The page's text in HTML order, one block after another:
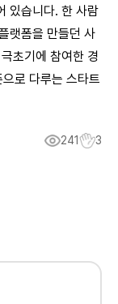
있습니다. 한 사람
랫폼을 만들던 사
초기에 참여한 경
로 다루는 스타트
241 3